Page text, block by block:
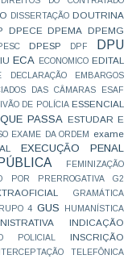
DISSERTAÇÃO DOUTRINA
DPECE DPEMA DPEMG
DPESP DPF DPU
ECA ECONOMICO EDITAL
DECLARAÇÃO
EMBARGOS
DAS CÂMARAS
ESAF
DE POLÍCIA ESSENCIAL
PASSA ESTUDAR E
EXAME DA ORDEM
exame
EXECUÇÃO PENAL
FEMINIZAÇÃO
POR PRERROGATIVA
G2
GRAMÁTICA
4 GUS
HUMANÍSTICA
INDICAÇÃO
POLICIAL
INSCRIÇÃO
TELEFÔNICA